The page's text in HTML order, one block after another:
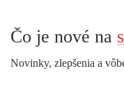
Čo je nové na
Novinky, zlepšenia a